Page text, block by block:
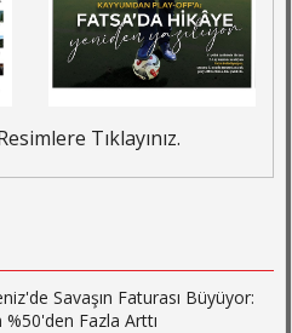
Tıklayınız.
Savaşın Faturası Büyüyor:
%50'den Fazla Arttı